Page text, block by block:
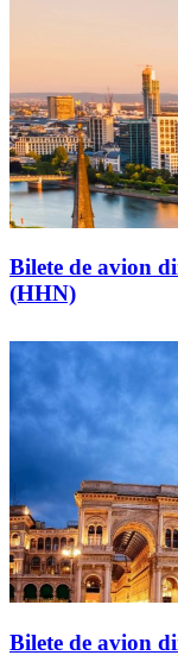
Bilete de avion
(HHN)
Bilete de avion